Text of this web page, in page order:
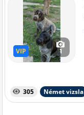
VIP
VIP 1
305 Német vizsla